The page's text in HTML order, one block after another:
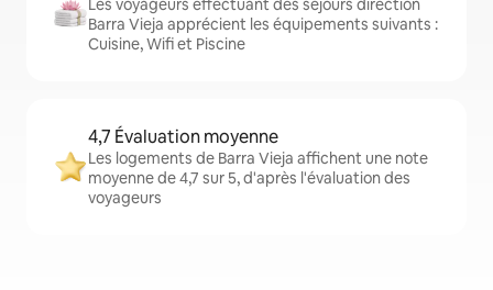
Les voyageurs effectuant des séjours direction
Barra Vieja apprécient les équipements suivants :
Cuisine, Wifi et Piscine
4,7 Évaluation moyenne
Les logements de Barra Vieja affichent une note
moyenne de 4,7 sur 5, d'après l'évaluation des
voyageurs